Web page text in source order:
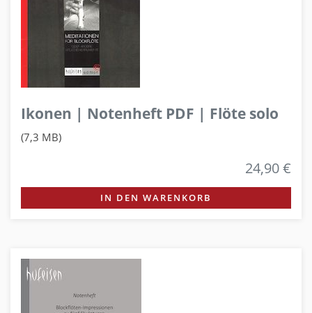
Ikonen | Notenheft PDF | Flöte solo
(7,3 MB)
24,90 €
IN DEN WARENKORB